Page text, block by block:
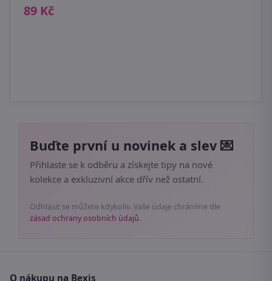
89 Kč
Buďte první u novinek a slev 💌
Přihlaste se k odběru a získejte tipy na nové
kolekce a exkluzivní akce dřív než ostatní.
Odhlásit se můžete kdykoliv. Vaše údaje chráníme dle
zásad ochrany osobních údajů.
O nákupu na Bexis